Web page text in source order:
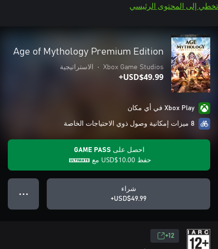
تخطي إلى المحتوى الرئيسي
Age of Mythology Premium Edition
Xbox Game Studios
• الاستراتيجية
USD$49.99+
Xbox Play في أي مكان
8 ميزات إمكانية وصول ذوي الاحتياجات الخاصة
احصل على GAME PASS
حفظ USD$10.00 مع
شراء
USD$49.99+
● ● ●
12+